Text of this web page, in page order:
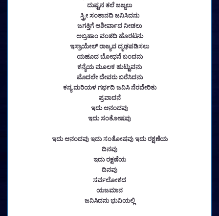
ದುಷ್ಟನ ತಲೆ ಜಜ್ಜಲು
ಸ್ತ್ರೀ ಸಂತಾನದಿ ಜನಿಸಿದನು
ಜಗತ್ತಿಗೆ ಆಶೀರ್ವಾದ ನೀಡಲು
ಅಬ್ರಹಾಂ ವಂಶದಿ ಹೊರಟನು
ಇಸ್ರಾಯೇಲ್ ರಾಜ್ಯವ ದೃಢಪಡಿಸಲು
ಯಹೂದ ಬೋಧನೆ ಬಂದನು
ಕನ್ಯೆಯ ಮೂಲಕ ಹುಟ್ಟುವನು
ಮೊದಲೇ ದೇವರು ಬರೆಸಿದನು
ಕನ್ಯ ಮರಿಯಳ ಗರ್ಭದಿ ಜನಿಸಿ ನೆರವೇರಿತು
ಪ್ರವಾದನೆ
ಇದು ಆನಂದವು
ಇದು ಸಂತೋಷವು
ಇದು ಆನಂದವು ಇದು ಸಂತೋಷವು ಇದು ರಕ್ಷಣೆಯ
ದಿನವು
ಇದು ರಕ್ಷಣೆಯ
ದಿನವು
ಸರ್ವಲೋಕದ
ಯಜಮಾನ
ಜನಿಸಿದನು ಭುವಿಯಲ್ಲಿ